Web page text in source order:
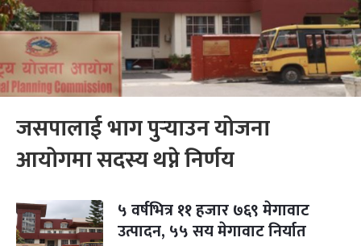
जसपालाई भाग पुर्‍याउन योजना
आयोगमा सदस्य थप्ने निर्णय
५ वर्षभित्र ११ हजार ७६९ मेगावाट
उत्पादन, ५५ सय मेगावाट निर्यात